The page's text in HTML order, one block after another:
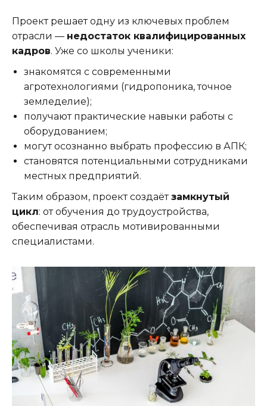
Проект решает одну из ключевых проблем
отрасли — недостаток квалифицированных
кадров. Уже со школы ученики:
знакомятся с современными
агротехнологиями (гидропоника, точное
земледелие);
получают практические навыки работы с
оборудованием;
могут осознанно выбрать профессию в АПК;
становятся потенциальными сотрудниками
местных предприятий.
Таким образом, проект создаётзамкнутый
цикл: от обучения до трудоустройства,
обеспечивая отрасль мотивированными
специалистами.